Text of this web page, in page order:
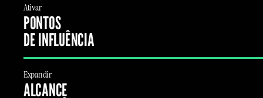
Ativar
PONTOS
DE INFLUÊNCIA
Expandir
ALCANCE